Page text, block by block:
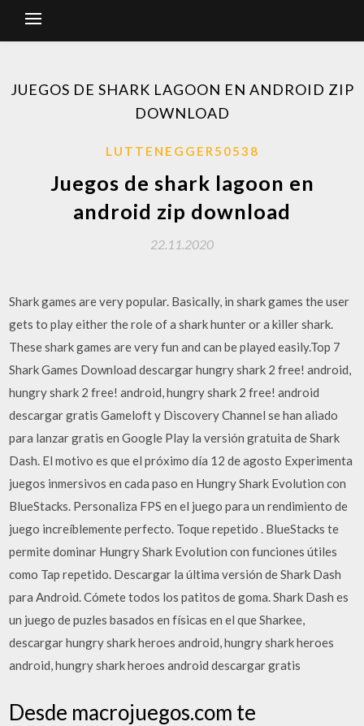
JUEGOS DE SHARK LAGOON EN ANDROID ZIP
DOWNLOAD
LUTTENEGGER50538
Juegos de shark lagoon en
android zip download
22.11.2020
Shark games are very popular. Basically, in shark games the user
gets to play either the role of a shark hunter or a killer shark.
These shark games are very fun and can be played easily.Top 7
Shark Games Download descargar hungry shark 2 free! android,
hungry shark 2 free! android, hungry shark 2 free! android
descargar gratis Gameloft y Discovery Channel se han aliado
para lanzar gratis en Google Play la versión gratuita de Shark
Dash. El motivo es que el próximo día 12 de agosto Experimenta
juegos inmersivos en cada paso en Hungry Shark Evolution con
BlueStacks. Personaliza FPS en el juego para un rendimiento de
juego increíblemente perfecto. Toque repetido . BlueStacks te
permite dominar Hungry Shark Evolution con funciones útiles
como Tap repetido. Descargar la última versión de Shark Dash
para Android. Cómete todos los patitos de goma. Shark Dash es
un juego de puzles basados en físicas en el que Sharkee,
descargar hungry shark heroes android, hungry shark heroes
android, hungry shark heroes android descargar gratis
Desde macrojuegos.com te